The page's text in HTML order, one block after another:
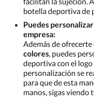
botella deportiva de
Puedes
empresa:
Además de ofrecerte
colores, puedes
deportiva con el logo
personalización se
para que de esta
manos, sigas viendo